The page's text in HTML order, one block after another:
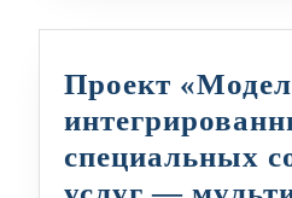
Проект
специальных